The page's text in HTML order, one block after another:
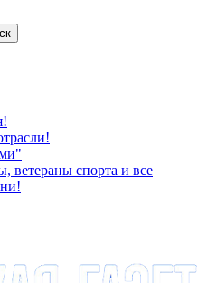
ветераны спорта и все